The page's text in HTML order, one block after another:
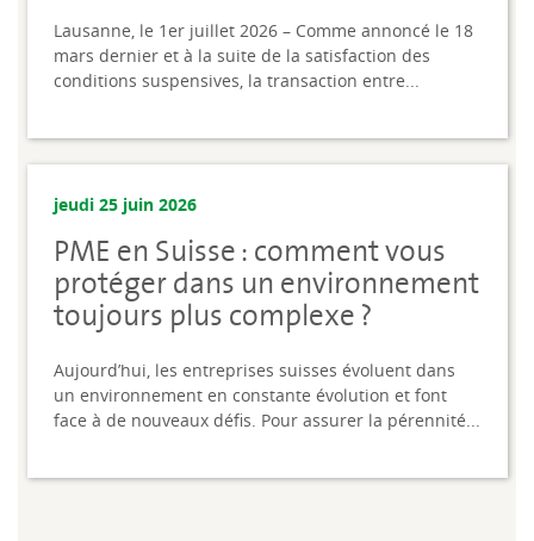
Lausanne, le 1er juillet 2026 – Comme annoncé le 18
mars dernier et à la suite de la satisfaction des
conditions suspensives, la transaction entre...
jeudi 25 juin 2026
PME en Suisse : comment vous
protéger dans un environnement
toujours plus complexe ?
Aujourd’hui, les entreprises suisses évoluent dans
un environnement en constante évolution et font
face à de nouveaux défis. Pour assurer la pérennité...